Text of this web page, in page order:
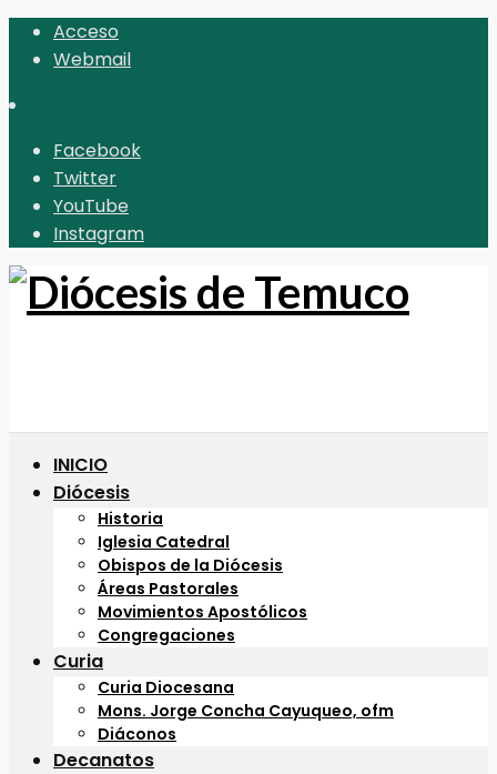
Acceso
Webmail
Facebook
Twitter
YouTube
Instagram
INICIO
Diócesis
Historia
Iglesia Catedral
Obispos de la Diócesis
Áreas Pastorales
Movimientos Apostólicos
Congregaciones
Curia
Curia Diocesana
Mons. Jorge Concha Cayuqueo, ofm
Diáconos
Decanatos